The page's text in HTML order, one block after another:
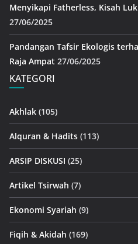
Menyikapi Fatherless, Kisah
27/06/2025
Pandangan Tafsir Ekologis
Raja Ampat 27/06/2025
KATEGORI
Akhlak (105)
Alquran & Hadits (113)
ARSIP DISKUSI (25)
Artikel Tsirwah (7)
Ekonomi Syariah (9)
Fiqih & Akidah (169)